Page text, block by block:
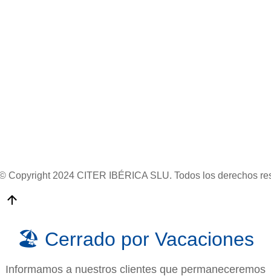
Copyright 2024 CITER IBÉRICA SLU. Todos los derechos
🏖️ Cerrado por Vacaciones
Informamos a nuestros clientes que permaneceremos